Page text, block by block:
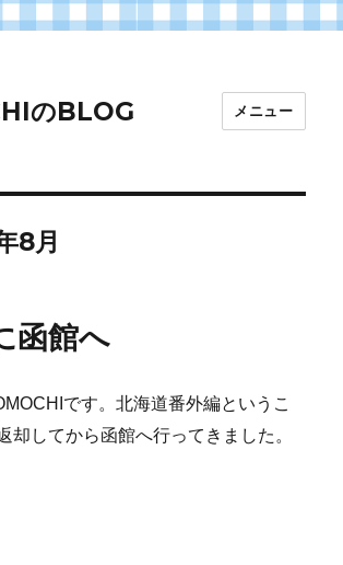
のBLOG メニュー
8月
函館へ
です。北海道番外編というこ
却してから函館へ行ってきました。